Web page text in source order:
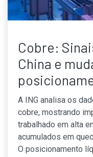
Cobre:
China e
A ING analisa os
cobre, mostrando
trabalhado em alta
acumulados em
O posicionamento